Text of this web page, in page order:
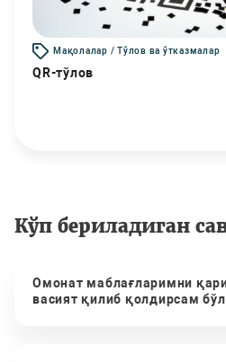
Мақолалар / Тўлов ва ўтказмалар
QR-тўлов
Кўп бериладиган
Омонат маблағларимни
васият қилиб қолдирсам